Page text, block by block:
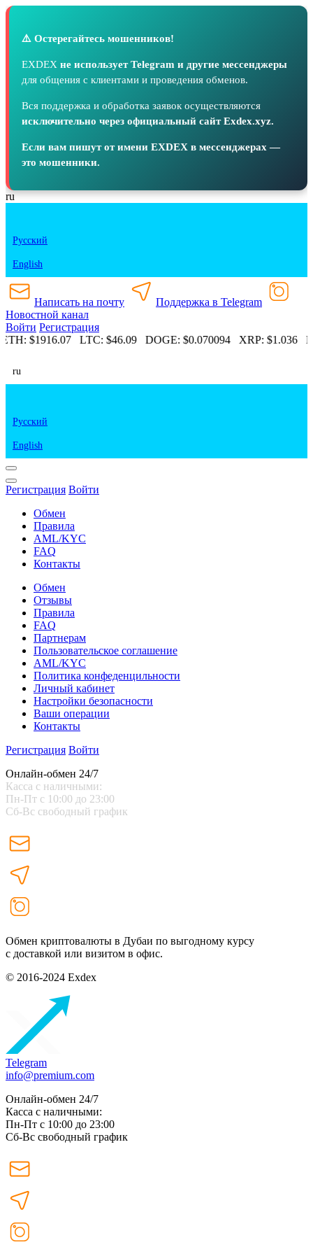
⚠️ Остерегайтесь мошенников!
EXDEX не использует Telegram и другие мессенджеры
для общения с клиентами и проведения обменов.
Вся поддержка и обработка заявок осуществляются
исключительно через официальный сайт Exdex.xyz.
Если вам пишут от имени EXDEX в мессенджерах —
это мошенники.
ru
Русский
English
Написать на почту
Поддержка в Telegram
Новостной канал
Войти Регистрация
$1916.07 LTC:$46.09 DOGE:$0.070094 XRP:$1.036
ru
Русский
English
Регистрация Войти
Обмен
Правила
AML/KYC
FAQ
Контакты
Обмен
Отзывы
Правила
FAQ
Партнерам
Пользовательское соглашение
AML/KYC
Политика конфеденцильности
Личный кабинет
Настройки безопасности
Ваши операции
Контакты
Регистрация Войти
Онлайн-обмен 24/7
Касса с наличными:
Пн-Пт с 10:00 до 23:00
Сб-Вс свободный график
Обмен криптовалюты в Дубаи по выгодному курсу
с доставкой или визитом в офис.
© 2016-2024 Exdex
Telegram
info@premium.com
Онлайн-обмен 24/7
Касса с наличными:
Пн-Пт с 10:00 до 23:00
Сб-Вс свободный график